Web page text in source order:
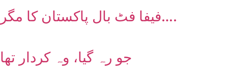
فیفا فٹ بال پاکستان کا مگر….
جو رہ گیا، وہ کردار تھا